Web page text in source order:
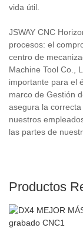
vida útil.
JSWAY CNC
procesos: el
centro de
Machine Tool Co.,
importante para el
marco de Gestión
asegura la
nuestros
las partes de
Productos